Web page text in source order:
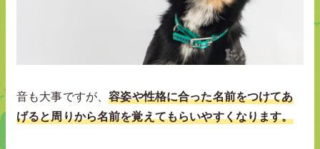
音も大事ですが、容姿や性格に合った名前をつけてあ
げると周りから名前を覚えてもらいやすくなります。